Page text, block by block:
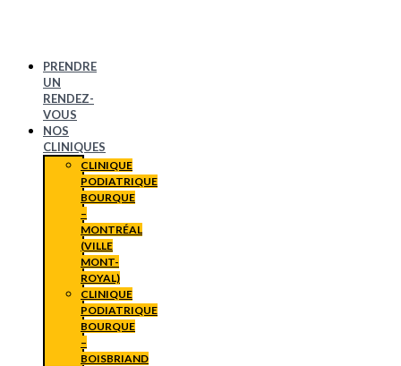
PRENDRE
UN
RENDEZ-
VOUS
NOS
CLINIQUES
CLINIQUE
PODIATRIQUE
BOURQUE
–
MONTRÉAL
(VILLE
MONT-
ROYAL)
CLINIQUE
PODIATRIQUE
BOURQUE
–
BOISBRIAND